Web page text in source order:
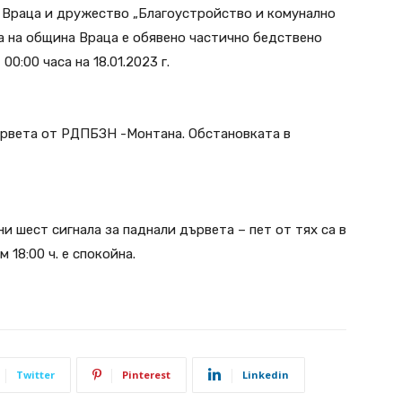
и дружество „Благоустройство и комунално
на община Враца е обявено частично бедствено
часа на 18.01.2023 г.
от РДПБЗН -Монтана. Обстановката в
шест сигнала за паднали дървета – пет от тях са в
18:00 ч. е спокойна.
Twitter Pinterest Linkedin